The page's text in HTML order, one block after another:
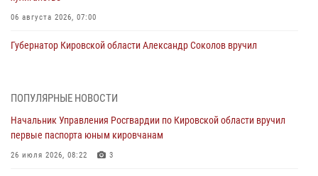
06 августа 2026, 07:00
Губернатор Кировской области Александр Соколов вручил
поддельной купюры
04 августа 2026, 09:30
ПОПУЛЯРНЫЕ НОВОСТИ
Начальник Управления Росгвардии по Кировской области вручил
первые паспорта юным кировчанам
26 июля 2026, 08:22 3